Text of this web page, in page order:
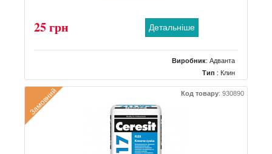
25 грн Детальніше
Виробник: Адванта
Тип : Клин
Замовний Код товару: 930890